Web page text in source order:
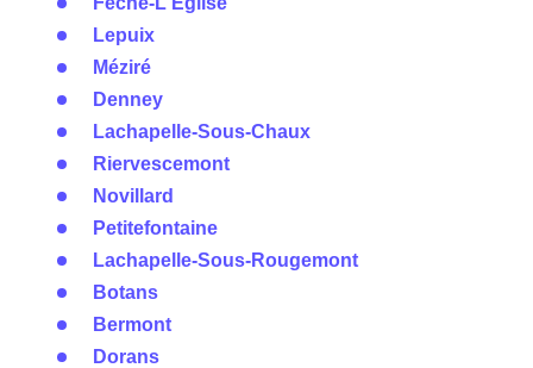
Lepuix
Méziré
Denney
Lachapelle-Sous-Chaux
Riervescemont
Novillard
Petitefontaine
Lachapelle-Sous-Rougemont
Botans
Bermont
Dorans